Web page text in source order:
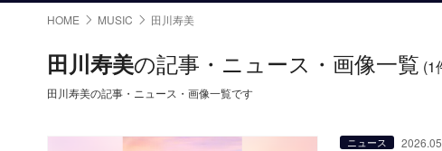
HOME MUSIC 田川寿美
田川寿美の記事・ニュース・画像一覧 (1
田川寿美の記事・ニュース・画像一覧です
ニュース